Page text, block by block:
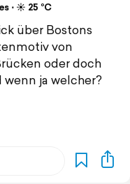
⋅ ☀️ 25 °C
über Bostons
von
oder doch
ja welcher?